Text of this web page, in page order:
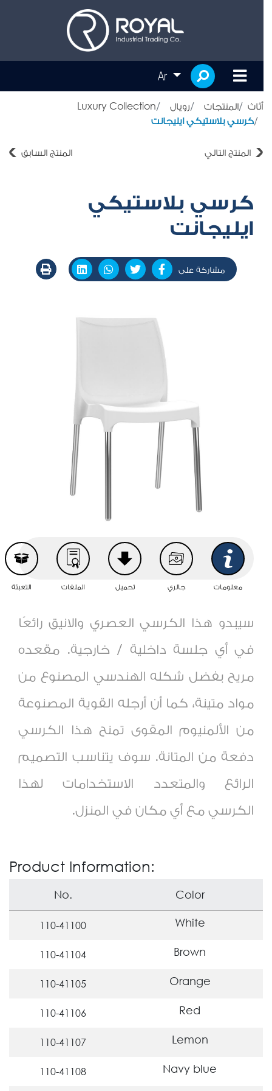
Ar
أثاث المنتجات رويال Luxury Collection
كرسي بلاستيكي ايليجانت
المنتج السابق المنتج التالي
كرسي بلاستيكي
ايليجانت
مشاركة على
معلومات جالري تحميل الملفات التعبئة
سيبدو هذا الكرسي العصري والانيق رائعًا
في أي جلسةداخلية / خارجية. مقعده
مريح بفضل شكله الهندسي المصنوع من
مواد متينة، كما أن أرجله القوية المصنوعة
من الألمنيوم المقوى تمنح هذا الكرسي
دفعة من المتانة. سوف يتناسب التصميم
الرائع والمتعدد الاستخدامات لهذا
الكرسي مع أي مكان في المنزل.
Product Information:
No. Color
110-41100 White
110-41104 Brown
110-41105 Orange
110-41106 Red
110-41107 Lemon
110-41108 Navy blue